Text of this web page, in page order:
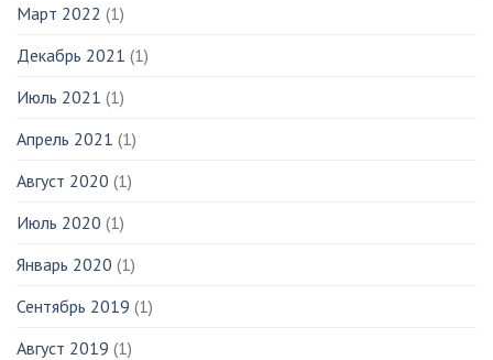
Март 2022 (1)
Декабрь 2021 (1)
Июль 2021 (1)
Апрель 2021 (1)
Август 2020 (1)
Июль 2020 (1)
Январь 2020 (1)
Сентябрь 2019 (1)
Август 2019 (1)